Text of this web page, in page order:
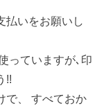
払いをお願いし
っていますが､印
!!
で、 すべておか